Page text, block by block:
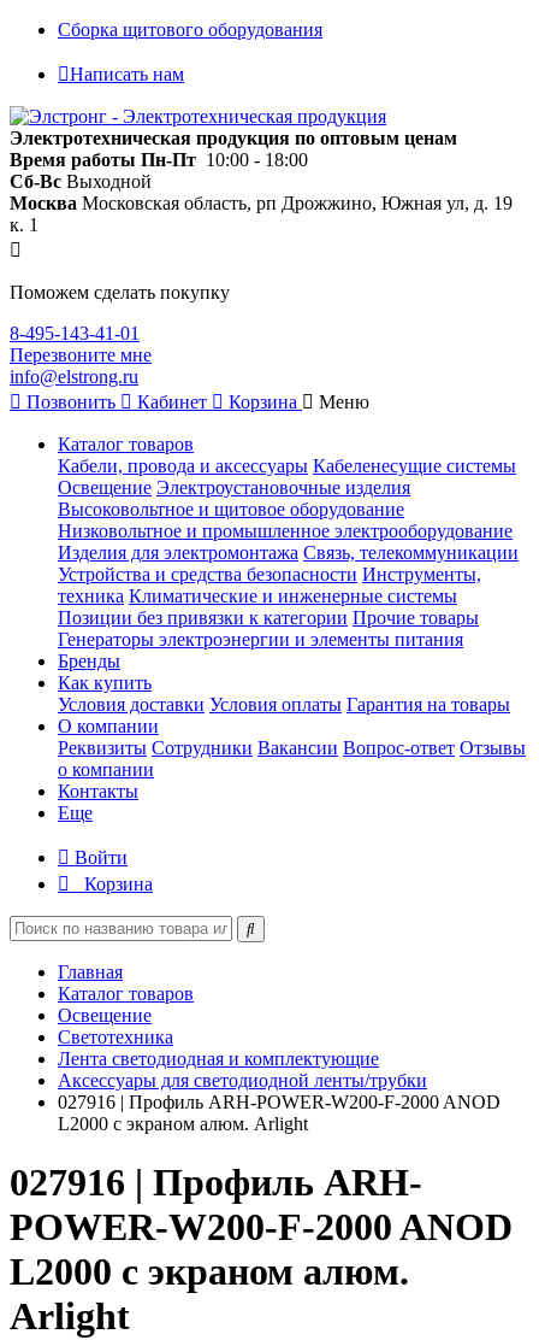
Сборка щитового оборудования
Написать нам
Электротехническая продукция по оптовым ценам
Время работы Пн-Пт 10:00 - 18:00
Сб-Вс Выходной
Москва Московская область, рп Дрожжино, Южная ул, д. 19
к. 1
Поможем сделать покупку
8-495-143-41-01
Перезвоните мне
info@elstrong.ru
Позвонить
Кабинет Корзина Меню
Каталог товаров
Кабели, провода и аксессуары Кабеленесущие системы
Освещение Электроустановочные изделия
Высоковольтное и щитовое оборудование
Низковольтное и промышленное электрооборудование
Изделия для электромонтажа Связь, телекоммуникации
Устройства и средства безопасности Инструменты,
техника Климатические и инженерные системы
Позиции без привязки к категории Прочие товары
Генераторы электроэнергии и элементы питания
Бренды
Как купить
Условия доставки Условия оплаты Гарантия на товары
О компании
Реквизиты Сотрудники Вакансии Вопрос-ответ Отзывы
о компании
Контакты
Еще
Войти
Корзина
Главная
Каталог товаров
Освещение
Светотехника
Лента светодиодная и комплектующие
Аксессуары для светодиодной ленты/трубки
027916 | Профиль ARH-POWER-W200-F-2000 ANOD
L2000 с экраном алюм. Arlight
027916 | Профиль ARH-
POWER-W200-F-2000 ANOD
L2000 с экраном алюм.
Arlight